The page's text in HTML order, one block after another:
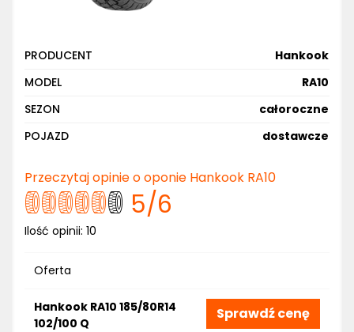
PRODUCENT
Hankook
MODEL
RA10
SEZON
całoroczne
POJAZD
dostawcze
Przeczytaj opinie o oponie Hankook RA10
5/6
Ilość opinii: 10
Oferta
Hankook RA10 185/80R14
102/100 Q
Sprawdź cenę